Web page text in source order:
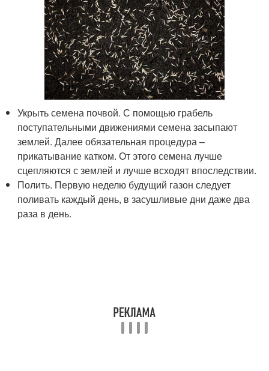
Укрыть семена почвой. С помощью грабель
поступательными движениями семена засыпают
землей. Далее обязательная процедура –
прикатывание катком. От этого семена лучше
сцепляются с землей и лучше всходят впоследствии.
Полить. Первую неделю будущий газон следует
поливать каждый день, в засушливые дни даже два
раза в день.